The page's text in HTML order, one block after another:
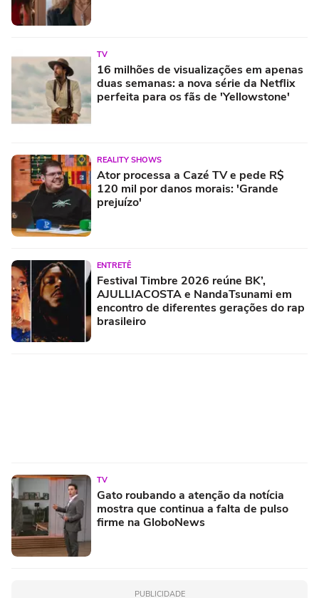
TV
16 milhões de visualizações em apenas
duas semanas: a nova série da Netflix
perfeita para os fãs de 'Yellowstone'
REALITY SHOWS
Ator processa a Cazé TV e pede R$
120 mil por danos morais: 'Grande
prejuízo'
ENTRETÊ
Festival Timbre 2026 reúne BK’,
AJULLIACOSTA e NandaTsunami em
encontro de diferentes gerações do rap
brasileiro
TV
Gato roubando a atenção da notícia
mostra que continua a falta de pulso
firme na GloboNews
PUBLICIDADE